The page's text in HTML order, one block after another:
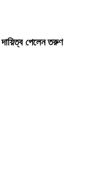
দায়িত্ব পেলেন তরুণ